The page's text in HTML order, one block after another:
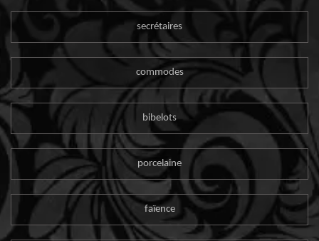
secrétaires
commodes
bibelots
porcelaine
faïence